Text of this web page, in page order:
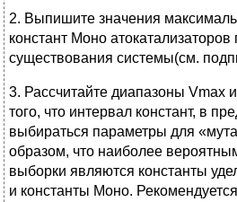
2. Выпишите значения
констант Моно
существования системы(см.
3. Рассчитайте диапазоны Vmax
того, что интервал констант, в
выбираться параметры для
образом, что наиболее
выборки являются константы
и константы Моно.